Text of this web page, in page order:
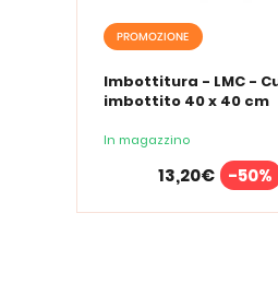
PROMOZIONE
Imbottitura - LMC -
imbottito 40 x 40 cm
In magazzino
13,20€ -50%